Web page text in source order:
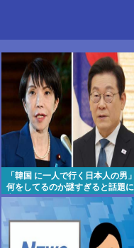
「韓国 に一人で行く日本人の男」
何をしてるのか謎すぎると話題に
言われてみれば確かにそうだよ